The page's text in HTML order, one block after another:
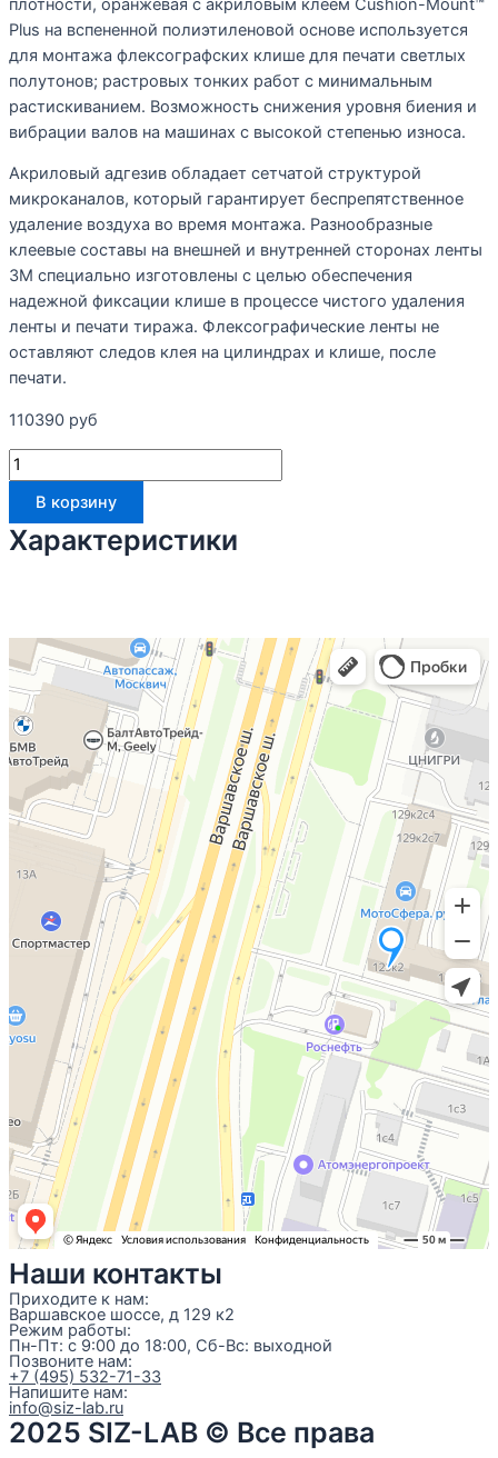
плотности, оранжевая с акриловым клеем Cushion-Mount™
Plus на вспененной полиэтиленовой основе используется
для монтажа флексографских клише для печати светлых
полутонов; растровых тонких работ с минимальным
растискиванием. Возможность снижения уровня биения и
вибрации валов на машинах с высокой степенью износа.
Акриловый адгезив обладает сетчатой структурой
микроканалов, который гарантирует беспрепятственное
удаление воздуха во время монтажа. Разнообразные
клеевые составы на внешней и внутренней сторонах ленты
ЗМ специально изготовлены с целью обеспечения
надежной фиксации клише в процессе чистого удаления
ленты и печати тиража. Флексографические ленты не
оставляют следов клея на цилиндрах и клише, после
печати.
110390 руб
В корзину
Характеристики
Наши контакты
Приходите к нам:
Варшавское шоссе, д 129 к2
Режим работы:
Пн-Пт: с 9:00 до 18:00, Сб-Вс: выходной
Позвоните нам:
+7 (495) 532-71-33
Напишите нам:
info@siz-lab.ru
2025 SIZ-LAB © Все права